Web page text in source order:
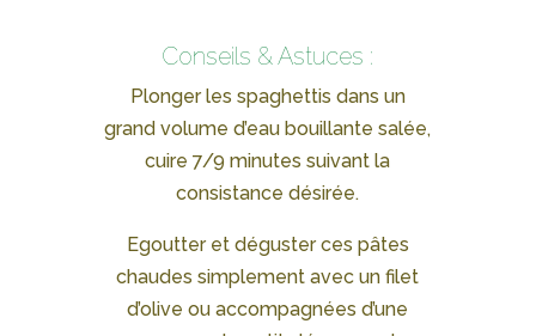
Conseils & Astuces :
Plonger les spaghettis dans un
grand volume d’eau bouillante salée,
cuire 7/9 minutes suivant la
consistance désirée.
Egoutter et déguster ces pâtes
chaudes simplement avec un filet
d’olive ou accompagnées d’une